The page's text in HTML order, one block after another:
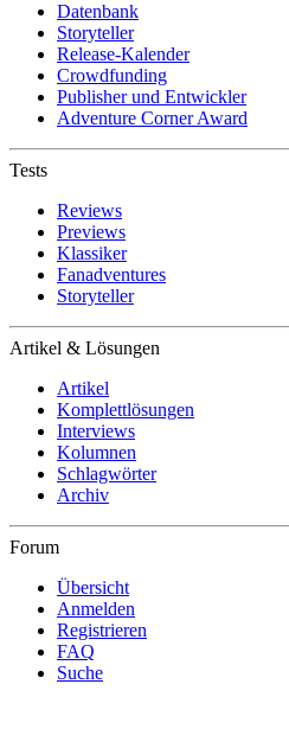
Datenbank
Storyteller
Release-Kalender
Crowdfunding
Publisher und Entwickler
Adventure Corner Award
Tests
Reviews
Previews
Klassiker
Fanadventures
Storyteller
Artikel & Lösungen
Artikel
Komplettlösungen
Interviews
Kolumnen
Schlagwörter
Archiv
Forum
Übersicht
Anmelden
Registrieren
FAQ
Suche